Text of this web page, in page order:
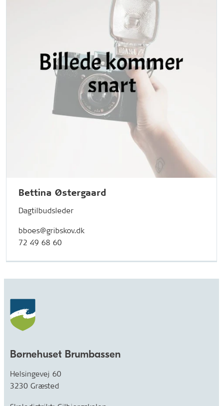
Bettina Østergaard
Dagtilbudsleder
bboes@gribskov.dk
72 49 68 60
Børnehuset Brumbassen
Helsingevej 60
3230 Græsted